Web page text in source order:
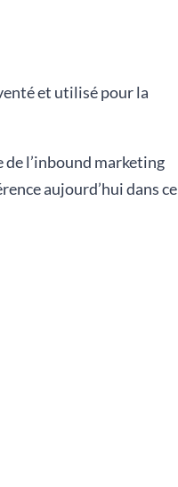
et utilisé pour la
l’inbound marketing
aujourd’hui dans ce